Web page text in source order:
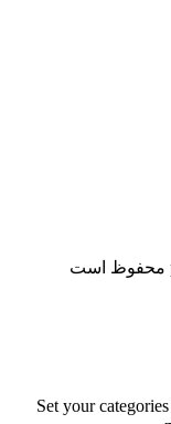
Set your